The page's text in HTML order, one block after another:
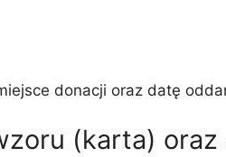
donacji oraz datę
(karta)